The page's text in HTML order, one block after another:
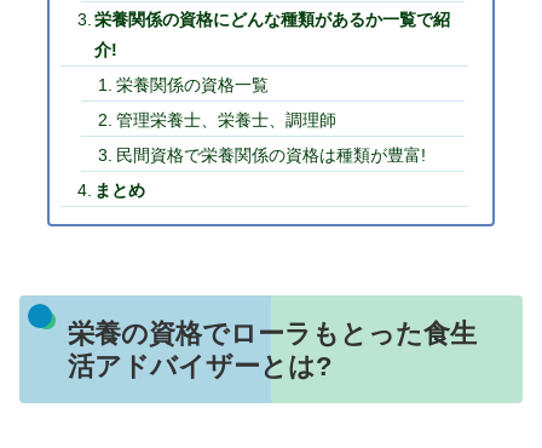
栄養関係の資格にどんな種類があるか一覧で紹
介!
栄養関係の資格一覧
管理栄養士、栄養士、調理師
民間資格で栄養関係の資格は種類が豊富!
まとめ
栄養の資格でローラもとった食生
活アドバイザーとは?